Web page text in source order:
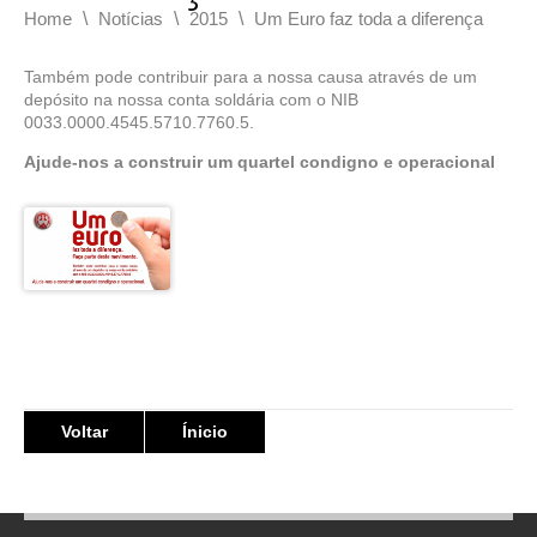
Home \ Notícias \ 2015 \ Um Euro faz toda a diferença
Também pode contribuir para a nossa causa através de um
depósito na nossa conta soldária com o NIB
0033.0000.4545.5710.7760.5.
Ajude-nos a construir um quartel condigno e operacional
Voltar Ínicio